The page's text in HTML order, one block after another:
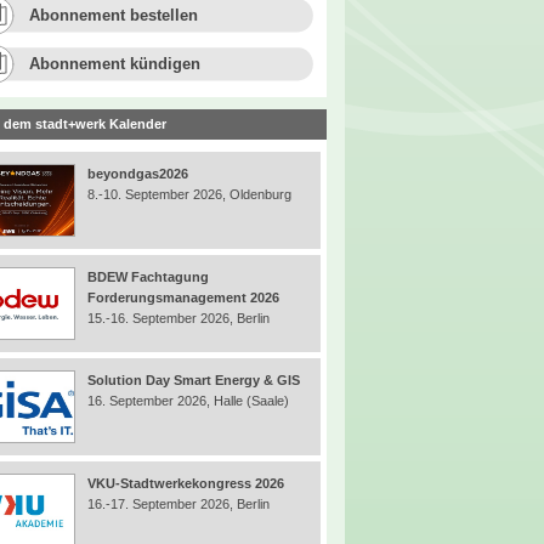
Abonnement bestellen
Abonnement kündigen
dem stadt+werk Kalender
beyondgas2026
8.-10. September 2026, Oldenburg
BDEW Fachtagung
Forderungsmanagement 2026
15.-16. September 2026, Berlin
Solution Day Smart Energy & GIS
16. September 2026, Halle (Saale)
VKU-Stadtwerkekongress 2026
16.-17. September 2026, Berlin